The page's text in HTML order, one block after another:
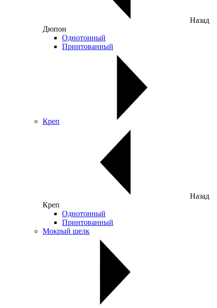
Назад
Дюпон
Однотонный
Принтованный
Креп
Назад
Креп
Однотонный
Принтованный
Мокрый шелк